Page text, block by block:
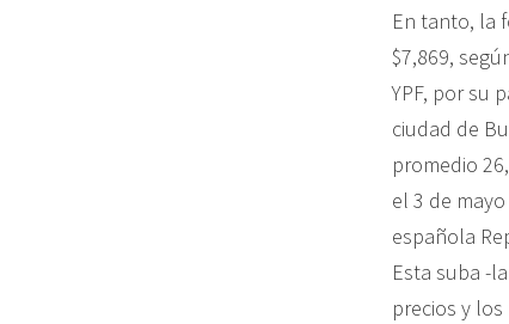
En tanto, la
$7,869,
YPF, por su
ciudad de
promedio
el 3 de
española
Esta suba -
precios y